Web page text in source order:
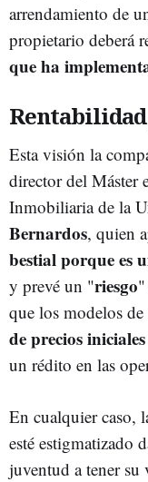
arrendamiento de
propietario deberá
que ha
Esta visión la
director del Máster
Inmobiliaria de la
Bernardos, quien
bestial porque es
y prevé un "riesgo
que los modelos
de precios
un rédito en las
En cualquier caso,
esté estigmatizado
juventud a tener